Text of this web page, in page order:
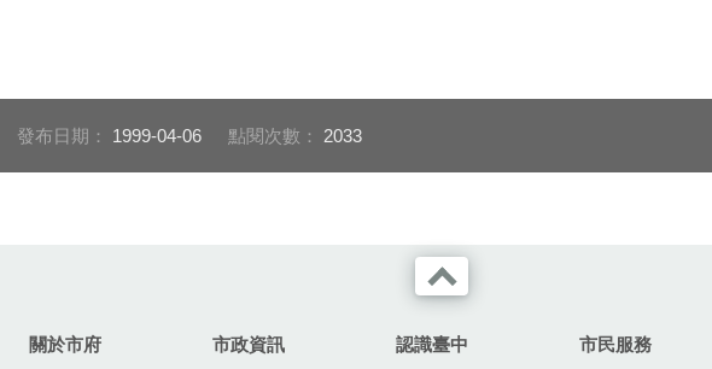
發布日期： 1999-04-06 點閱次數： 2033
關於市府 市政資訊 認識臺中 市民服務